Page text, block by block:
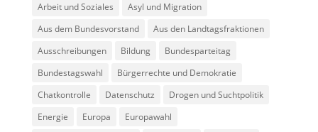
Arbeit und Soziales
Asyl und Migration
Aus dem Bundesvorstand
Aus den Landtagsfraktionen
Ausschreibungen
Bildung
Bundesparteitag
Bundestagswahl
Bürgerrechte und Demokratie
Chatkontrolle
Datenschutz
Drogen und Suchtpolitik
Energie
Europa
Europawahl